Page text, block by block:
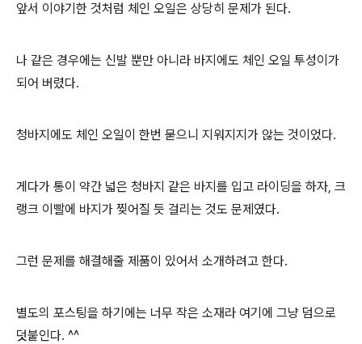
앞서 이야기한 것처럼 체인 오일은 상당히 문제가 된다.
나 같은 경우에는 신발 뿐만 아니라 바지에도 체인 오일 투성이가
되어 버렸다.
청바지에도 체인 오일이 한번 묻으니 지워지지가 않는 것이었다.
게다가 통이 약간 넓은 청바지 같은 바지를 입고 라이딩을 하자, 크
랭크 이빨에 바지가 찢어질 듯 걸리는 것도 문제였다.
그런 문제를 해결해줄 제품이 있어서 소개하려고 한다.
별도의 포스팅을 하기에는 너무 작은 소재라 여기에 그냥 덤으로
덧붙인다. ^^